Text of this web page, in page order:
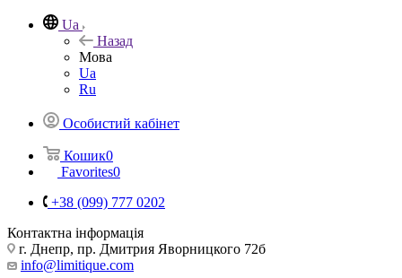
Ua
Назад
Мова
Ua
Ru
Особистий кабінет
Кошик0
Favorites0
+38 (099) 777 0202
Контактна інформація
г. Днепр, пр. Дмитрия Яворницкого 72б
info@limitique.com